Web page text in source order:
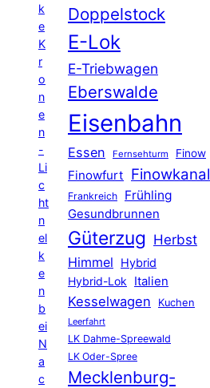
k
e
K
r
o
n
e
n
-
Li
c
ht
n
el
k
e
n
b
ei
N
a
c
Doppelstock
E-Lok
E-Triebwagen
Eberswalde
Eisenbahn
Essen Fernsehturm Finow
Finowfurt Finowkanal
Frankreich Frühling
Gesundbrunnen
Güterzug Herbst
Himmel
Hybrid
Hybrid-Lok Italien
Kesselwagen Kuchen
Leerfahrt
LK Dahme-Spreewald
LK Oder-Spree
Mecklenburg-